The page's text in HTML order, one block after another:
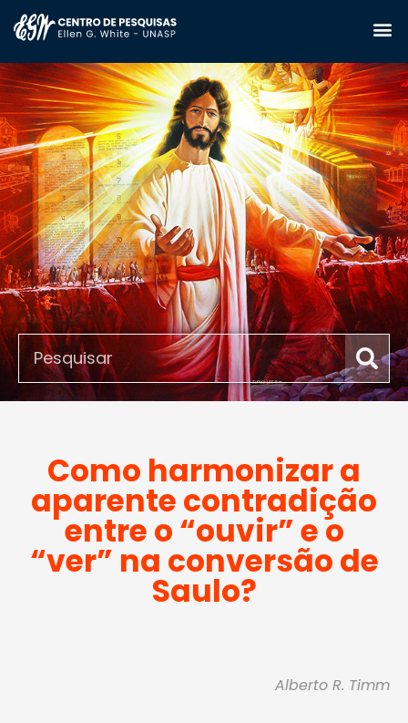
Como harmonizar a
aparente contradição
entre o “ouvir” e o
“ver” na conversão de
Saulo?
Alberto R. Timm